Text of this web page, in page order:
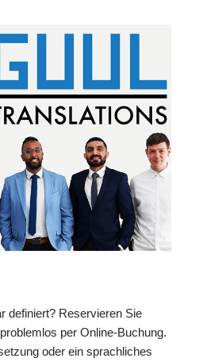
definiert? Reservieren Sie
per Online-Buchung.
oder ein sprachliches